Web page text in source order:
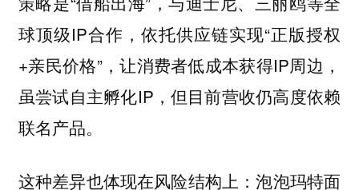
球顶级IP合作，依托供应链实现“正版授权
+亲民价格”，让消费者低成本获得IP周边，
虽尝试自主孵化IP，但目前营收仍高度依赖
联名产品。
这种差异也体现在风险结构上：泡泡玛特面